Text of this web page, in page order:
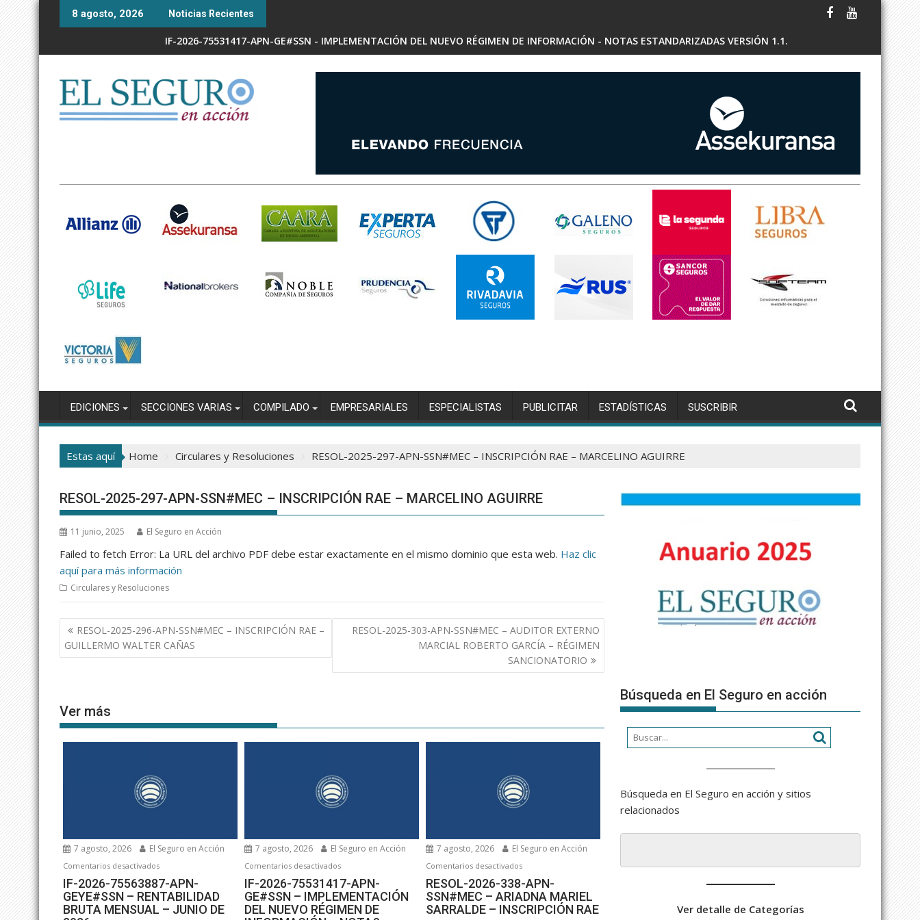
Skip
8 agosto, 2026 Noticias Recientes
IF-2026-75531417-APN-GE#SSN - IMPLEMENTACIÓN DEL NUEVO RÉGIMEN DE INFORMACIÓN - NOTAS ESTANDARIZADAS VERSIÓN 1.1.
EDICIONES SECCIONES VARIAS COMPILADO EMPRESARIALES ESPECIALISTAS PUBLICITAR ESTADÍSTICAS SUSCRIBIR
Estas aquí Home Circulares y Resoluciones RESOL-2025-297-APN-SSN#MEC – INSCRIPCIÓN RAE – MARCELINO AGUIRRE
RESOL-2025-297-APN-SSN#MEC – INSCRIPCIÓN RAE – MARCELINO AGUIRRE
11 junio, 2025 El Seguro en Acción
Failed to fetch Error: La URL del archivo PDF debe estar exactamente en el mismo dominio que esta web. Haz clic
aquí para más información
Circulares y Resoluciones
Navegación
de
entradas
RESOL-2025-296-APN-SSN#MEC – INSCRIPCIÓN RAE –
GUILLERMO WALTER CAÑAS
RESOL-2025-303-APN-SSN#MEC – AUDITOR EXTERNO
MARCIAL ROBERTO GARCÍA – RÉGIMEN
SANCIONATORIO
Ver más
7 agosto, 2026 El Seguro en Acción
Comentarios desactivadosen
IF-
2026-
75563887-
IF-2026-75563887-APN-
GEYE#SSN – RENTABILIDAD
BRUTA MENSUAL – JUNIO DE
7 agosto, 2026 El Seguro en Acción
Comentarios desactivadosen
IF-
2026-
75531417-
IF-2026-75531417-APN-
GE#SSN – IMPLEMENTACIÓN
DEL NUEVO RÉGIMEN DE
7 agosto, 2026 El Seguro en Acción
Comentarios desactivadosen
RESOL-
2026-
338-
RESOL-2026-338-APN-
SSN#MEC – ARIADNA MARIEL
SARRALDE – INSCRIPCIÓN RAE
Búsqueda en El Seguro en acción
Búsqueda en El Seguro en acción y sitios
relacionados
Ver detalle de Categorías